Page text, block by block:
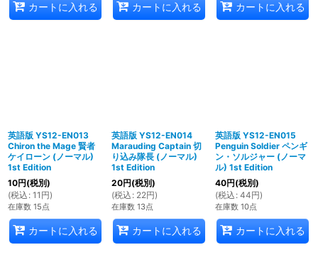
カートに入れる カートに入れる カートに入れる
英語版 YS12-EN013
Chiron the Mage 賢者
ケイローン (ノーマル)
1st Edition
10円(税別)
(税込 : 11 円)
在庫数 15点
カートに入れる
英語版 YS12-EN014
Marauding Captain 切
り込み隊長 (ノーマル)
1st Edition
20円(税別)
(税込 : 22円)
在庫数 13点
カートに入れる
英語版 YS12-EN015
Penguin Soldier ペンギ
ン・ソルジャー (ノーマ
ル) 1st Edition
40円(税別)
(税込 : 44円)
在庫数 10点
カートに入れる